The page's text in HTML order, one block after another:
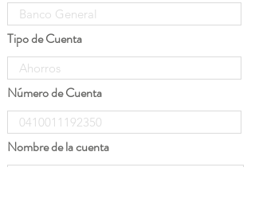
Tipo de Cuenta
Número de Cuenta
Nombre de la cuenta